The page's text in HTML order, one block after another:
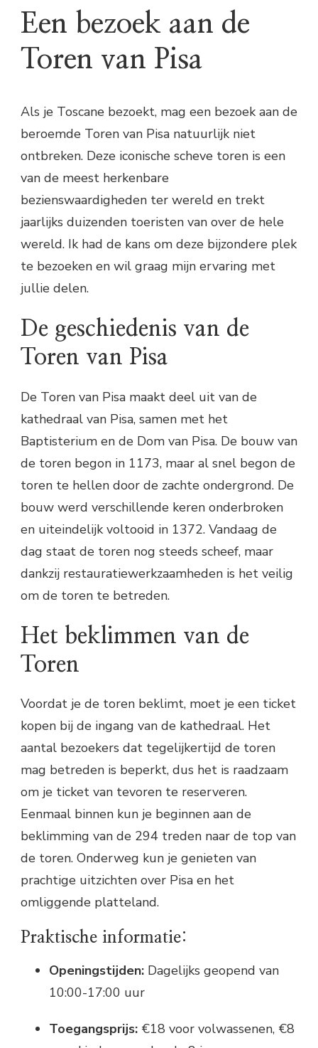
Een bezoek aan de
Toren van Pisa
Als je Toscane bezoekt, mag een bezoek aan de
beroemde Toren van Pisa natuurlijk niet
ontbreken. Deze iconische scheve toren is een
van de meest herkenbare
bezienswaardigheden ter wereld en trekt
jaarlijks duizenden toeristen van over de hele
wereld. Ik had de kans om deze bijzondere plek
te bezoeken en wil graag mijn ervaring met
jullie delen.
De geschiedenis van de
Toren van Pisa
De Toren van Pisa maakt deel uit van de
kathedraal van Pisa, samen met het
Baptisterium en de Dom van Pisa. De bouw van
de toren begon in 1173, maar al snel begon de
toren te hellen door de zachte ondergrond. De
bouw werd verschillende keren onderbroken
en uiteindelijk voltooid in 1372. Vandaag de
dag staat de toren nog steeds scheef, maar
dankzij restauratiewerkzaamheden is het veilig
om de toren te betreden.
Het beklimmen van de
Toren
Voordat je de toren beklimt, moet je een ticket
kopen bij de ingang van de kathedraal. Het
aantal bezoekers dat tegelijkertijd de toren
mag betreden is beperkt, dus het is raadzaam
om je ticket van tevoren te reserveren.
Eenmaal binnen kun je beginnen aan de
beklimming van de 294 treden naar de top van
de toren. Onderweg kun je genieten van
prachtige uitzichten over Pisa en het
omliggende platteland.
Praktische informatie:
Openingstijden: Dagelijks geopend van
10:00-17:00 uur
Toegangsprijs: €18 voor volwassenen, €8